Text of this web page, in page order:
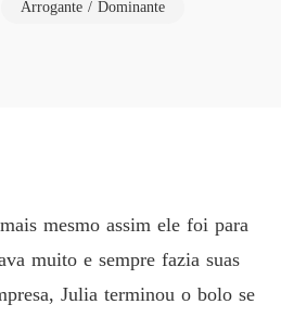
só que nesse lugar ela tinha que
Arrogante / Dominante
mesmo assim ele foi para
muito e sempre fazia suas
Julia terminou o bolo se